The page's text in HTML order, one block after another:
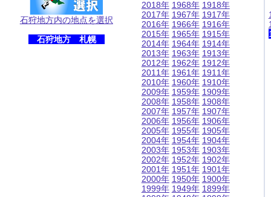
石狩地方内の地点を選択
石狩地方 札幌
2018年
2017年
2016年
2015年
2014年
2013年
2012年
2011年
2010年
2009年
2008年
2007年
2006年
2005年
2004年
2003年
2002年
2001年
2000年
1999年
1968年
1967年
1966年
1965年
1964年
1963年
1962年
1961年
1960年
1959年
1958年
1957年
1956年
1955年
1954年
1953年
1952年
1951年
1950年
1949年
1918年
1917年
1916年
1915年
1914年
1913年
1912年
1911年
1910年
1909年
1908年
1907年
1906年
1905年
1904年
1903年
1902年
1901年
1900年
1899年